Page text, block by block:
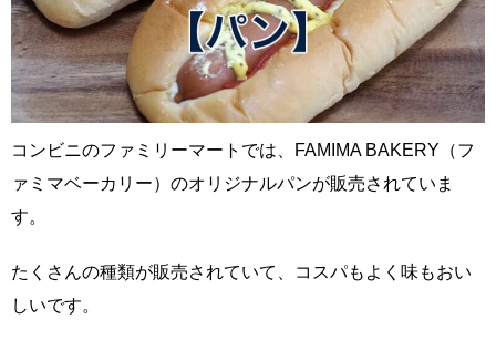
コンビニのファミリーマートでは、FAMIMA BAKERY（フ
ァミマベーカリー）のオリジナルパンが販売されていま
す。
たくさんの種類が販売されていて、コスパもよく味もおい
しいです。